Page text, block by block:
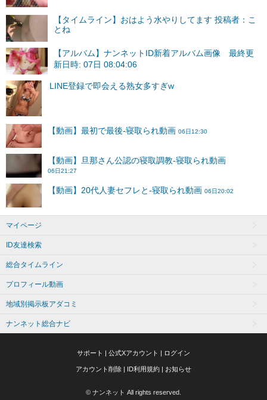
【タイムライン】おはよう水やりしてます 投稿者：こ
とね
【アルバム】ナンネットID新着アルバム画像 最終更
新日時: 07日 08:04:06
マイページ
ID友達検索
総合タイムライン
プロフィール動画
地域別掲示板アダコミ
ナンネット総合ナビ
サポート | 公式Xアカウント | ログイン
アカウント削除 | ID利用規約 | お知らせ
© ナンネット All rights reserved.